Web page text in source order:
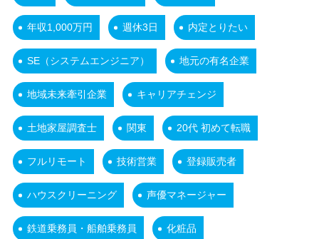
年収1,000万円 週休3日 内定とりたい
SE（システムエンジニア） 地元の有名企業
地域未来牽引企業 キャリアチェンジ
土地家屋調査士 関東 20代 初めて転職
フルリモート 技術営業 登録販売者
ハウスクリーニング 声優マネージャー
鉄道乗務員・船舶乗務員 化粧品